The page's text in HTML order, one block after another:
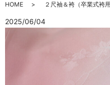
HOME ２尺袖＆袴（卒業式袴用
2025/06/04